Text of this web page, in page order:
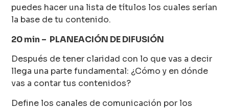
puedes hacer una lista de títulos los cuales serían
la base de tu contenido.
20 min – PLANEACIÓN DE DIFUSIÓN
Después de tener claridad con lo que vas a decir
llega una parte fundamental: ¿Cómo y en dónde
vas a contar tus contenidos?
Define los canales de comunicación por los